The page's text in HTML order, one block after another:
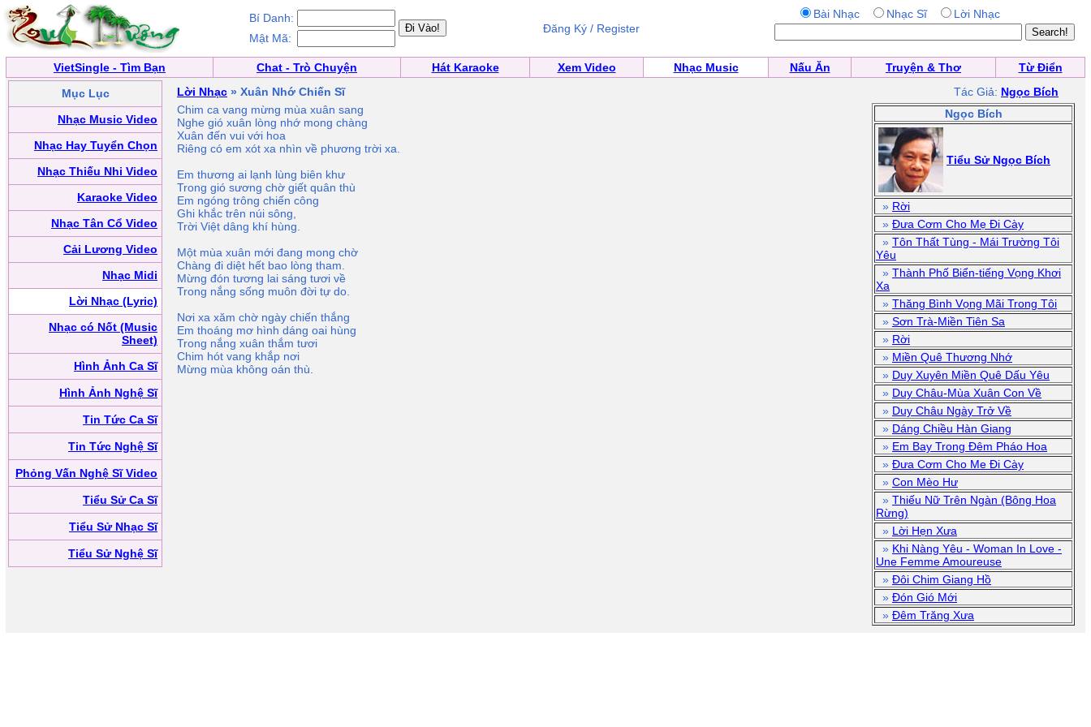
Bí Danh:
Mật Mã:
Đăng Ký / Register
Bài Nhạc Nhạc Sĩ Lời Nhạc
VietSingle - Tìm Bạn Chat - Trò Chuyện Hát Karaoke Xem Video Nhạc Music Nấu Ăn Truyện & Thơ
Từ Điển
Mục Lục
Nhạc Music Video
Nhạc Hay Tuyển Chọn
Nhạc Thiếu Nhi Video
Karaoke Video
Nhạc Tân Cổ Video
Cải Lương Video
Nhạc Midi
Lời Nhạc (Lyric)
Nhạc có Nốt (Music
Sheet)
Hình Ảnh Ca Sĩ
Hình Ảnh Nghệ Sĩ
Tin Tức Ca Sĩ
Tin Tức Nghệ Sĩ
Phỏng Vấn Nghệ Sĩ Video
Tiểu Sử Ca Sĩ
Tiểu Sử Nhạc Sĩ
Tiểu Sử Nghệ Sĩ
Lời Nhạc » Xuân Nhớ Chiến Sĩ Tác Giả: Ngọc Bích
Chim ca vang mừng mùa xuân sang
Nghe gió xuân lòng nhớ mong chàng
Xuân đến vui với hoa
Riêng có em xót xa nhìn về phương trời xa.
Em thương ai lạnh lùng biên khư
Trong gió sương chờ giết quân thù
Em ngóng trông chiến công
Ghi khắc trên núi sông,
Trời Việt dâng khí hùng.
Một mùa xuân mới đang mong chờ
Chàng đi diệt hết bao lòng tham.
Mừng đón tương lai sáng tươi về
Trong nắng sống muôn đời tự do.
Nơi xa xăm chờ ngày chiến thắng
Em thoáng mơ hình dáng oai hùng
Trong nắng xuân thắm tươi
Chim hót vang khắp nơi
Mừng mùa không oán thù.
Ngọc Bích
Tiểu Sử Ngọc Bích
» Rời
» Đưa Cơm Cho Mẹ Đi Cày
» Tôn Thất Tùng - Mái Trường Tôi
Yêu
» Thành Phố Biển-tiếng Vọng Khơi
Xa
» Thăng Bình Vọng Mãi Trong Tôi
» Sơn Trà-Miền Tiên Sa
» Rời
» Miền Quê Thương Nhớ
» Duy Xuyên Miền Quê Dấu Yêu
» Duy Châu-Mùa Xuân Con Về
» Duy Châu Ngày Trở Về
» Dáng Chiều Hàn Giang
» Em Bay Trong Đêm Pháo Hoa
» Đưa Cơm Cho Me Đi Cày
» Con Mèo Hư
» Thiếu Nữ Trên Ngàn (Bông Hoa
Rừng)
» Lời Hẹn Xưa
» Khi Nàng Yêu - Woman In Love -
Une Femme Amoureuse
» Đôi Chim Giang Hồ
» Đón Gió Mới
» Đêm Trăng Xưa